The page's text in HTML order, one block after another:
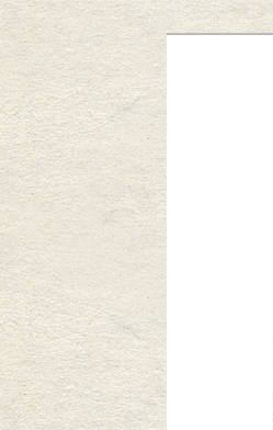
Перейти
к
основному
содержимому